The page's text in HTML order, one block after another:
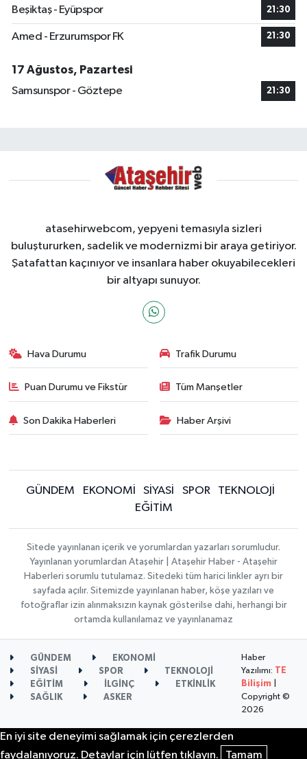
Beşiktaş - Eyüpspor 21:30
Amed - Erzurumspor FK 21:30
17 Ağustos, Pazartesi
Samsunspor - Göztepe
21:30
atasehirwebcom, yepyeni temasıyla sizleri
buluştururken, sadelik ve modernizmi bir araya getiriyor.
Şatafattan kaçınıyor ve insanlara haber okuyabilecekleri
bir altyapı sunuyor.
Hava Durumu Trafik Durumu
Puan Durumu ve Fikstür Tüm Manşetler
Son Dakika Haberleri Haber Arşivi
GÜNDEM EKONOMİ SİYASİ SPOR
TEKNOLOJİ
EĞİTİM
Sitede yayınlanan içerik ve yorumlardan yazarları sorumludur.
Yayınlanan yorumlardan Ataşehir | Ataşehir Haber - Ataşehir
Haberleri sorumlu tutulamaz. Sitedeki tüm harici linkler ayrı bir
sayfada açılır. Sitemizde yayınlanan haber, köşe yazıları ve
fotoğraflar izin alınmaksızın kaynak gösterilse dahi, herhangi bir
ortamda kullanılamaz ve yayınlanamaz
GÜNDEM
EKONOMİ
SİYASİ
SPOR
TEKNOLOJİ
EĞİTİM
İLGİNÇ
ETKİNLİK
SAĞLIK
ASKER
Haber
Yazılımı: TE
Bilişim
Copyright ©
2026
En iyi site deneyimi sağlamak için çerezlerden
faydalanıyoruz. Detaylar için lütfen tıklayın.
Tamam